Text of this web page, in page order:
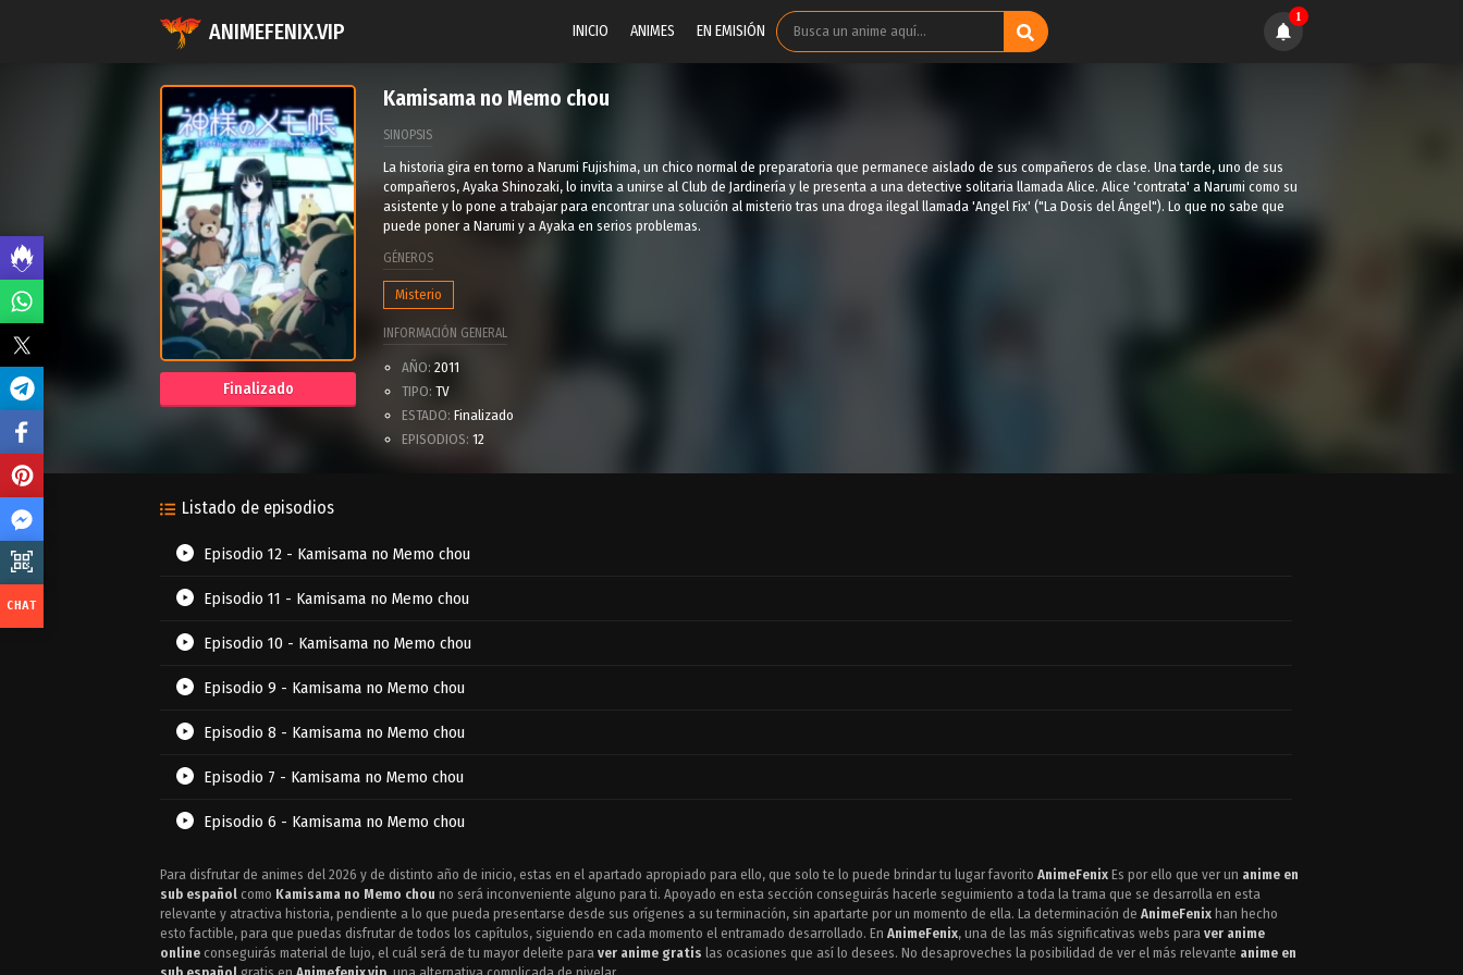
ANIMEFENIX.VIP INICIO ANIMES EN EMISIÓN
1
Finalizado
Kamisama no Memo chou
SINOPSIS
La historia gira en torno a Narumi Fujishima, un chico normal de preparatoria que permanece aislado de sus compañeros de clase. Una tarde, uno de sus
compañeros, Ayaka Shinozaki, lo invita a unirse al Club de Jardinería y le presenta a una detective solitaria llamada Alice. Alice 'contrata' a Narumi como su
asistente y lo pone a trabajar para encontrar una solución al misterio tras una droga ilegal llamada 'Angel Fix' ("La Dosis del Ángel"). Lo que no sabe que
puede poner a Narumi y a Ayaka en serios problemas.
GÉNEROS
Misterio
INFORMACIÓN GENERAL
AÑO: 2011
TIPO: TV
ESTADO: Finalizado
EPISODIOS: 12
Listado de episodios
Episodio 12 - Kamisama no Memo chou
Episodio 11 - Kamisama no Memo chou
Episodio 10 - Kamisama no Memo chou
Episodio 9 - Kamisama no Memo chou
Episodio 8 - Kamisama no Memo chou
Episodio 7 - Kamisama no Memo chou
Episodio 6 - Kamisama no Memo chou
Episodio 5 - Kamisama no Memo chou
Episodio 4 - Kamisama no Memo chou
Episodio 3 - Kamisama no Memo chou
Para disfrutar de animes del 2026 y de distinto año de inicio, estas en el apartado apropiado para ello, que solo te lo puede brindar tu lugar favorito AnimeFenix Es por ello que ver un anime en
sub español como Kamisama no Memo chou no será inconveniente alguno para ti. Apoyado en esta sección conseguirás hacerle seguimiento a toda la trama que se desarrolla en esta
relevante y atractiva historia, pendiente a lo que pueda presentarse desde sus orígenes a su terminación, sin apartarte por un momento de ella. La determinación de AnimeFenix han hecho
esto factible, para que puedas disfrutar de todos los capítulos, siguiendo en cada momento el entramado desarrollado. En AnimeFenix, una de las más significativas webs para ver anime
online conseguirás material de lujo, el cuál será de tu mayor deleite para ver anime gratis las ocasiones que así lo desees. No desaproveches la posibilidad de ver el más relevante anime en